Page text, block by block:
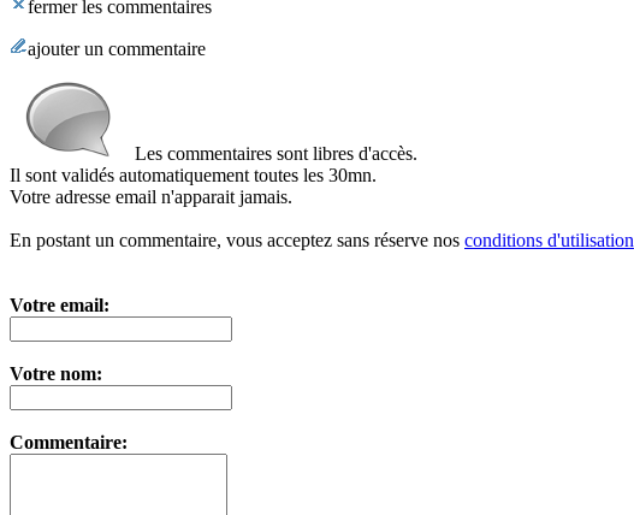
fermer les commentaires
ajouter un commentaire
Les commentaires sont libres d'accès.
Il sont validés automatiquement toutes les 30mn.
Votre adresse email n'apparait jamais.
En postant un commentaire, vous acceptez sans réserve nos conditions d'utilisation
Votre email:
Votre nom:
Commentaire: